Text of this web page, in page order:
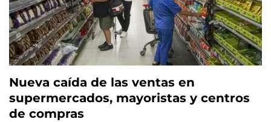
Nueva caída de las ventas en
supermercados, mayoristas y centros
de compras